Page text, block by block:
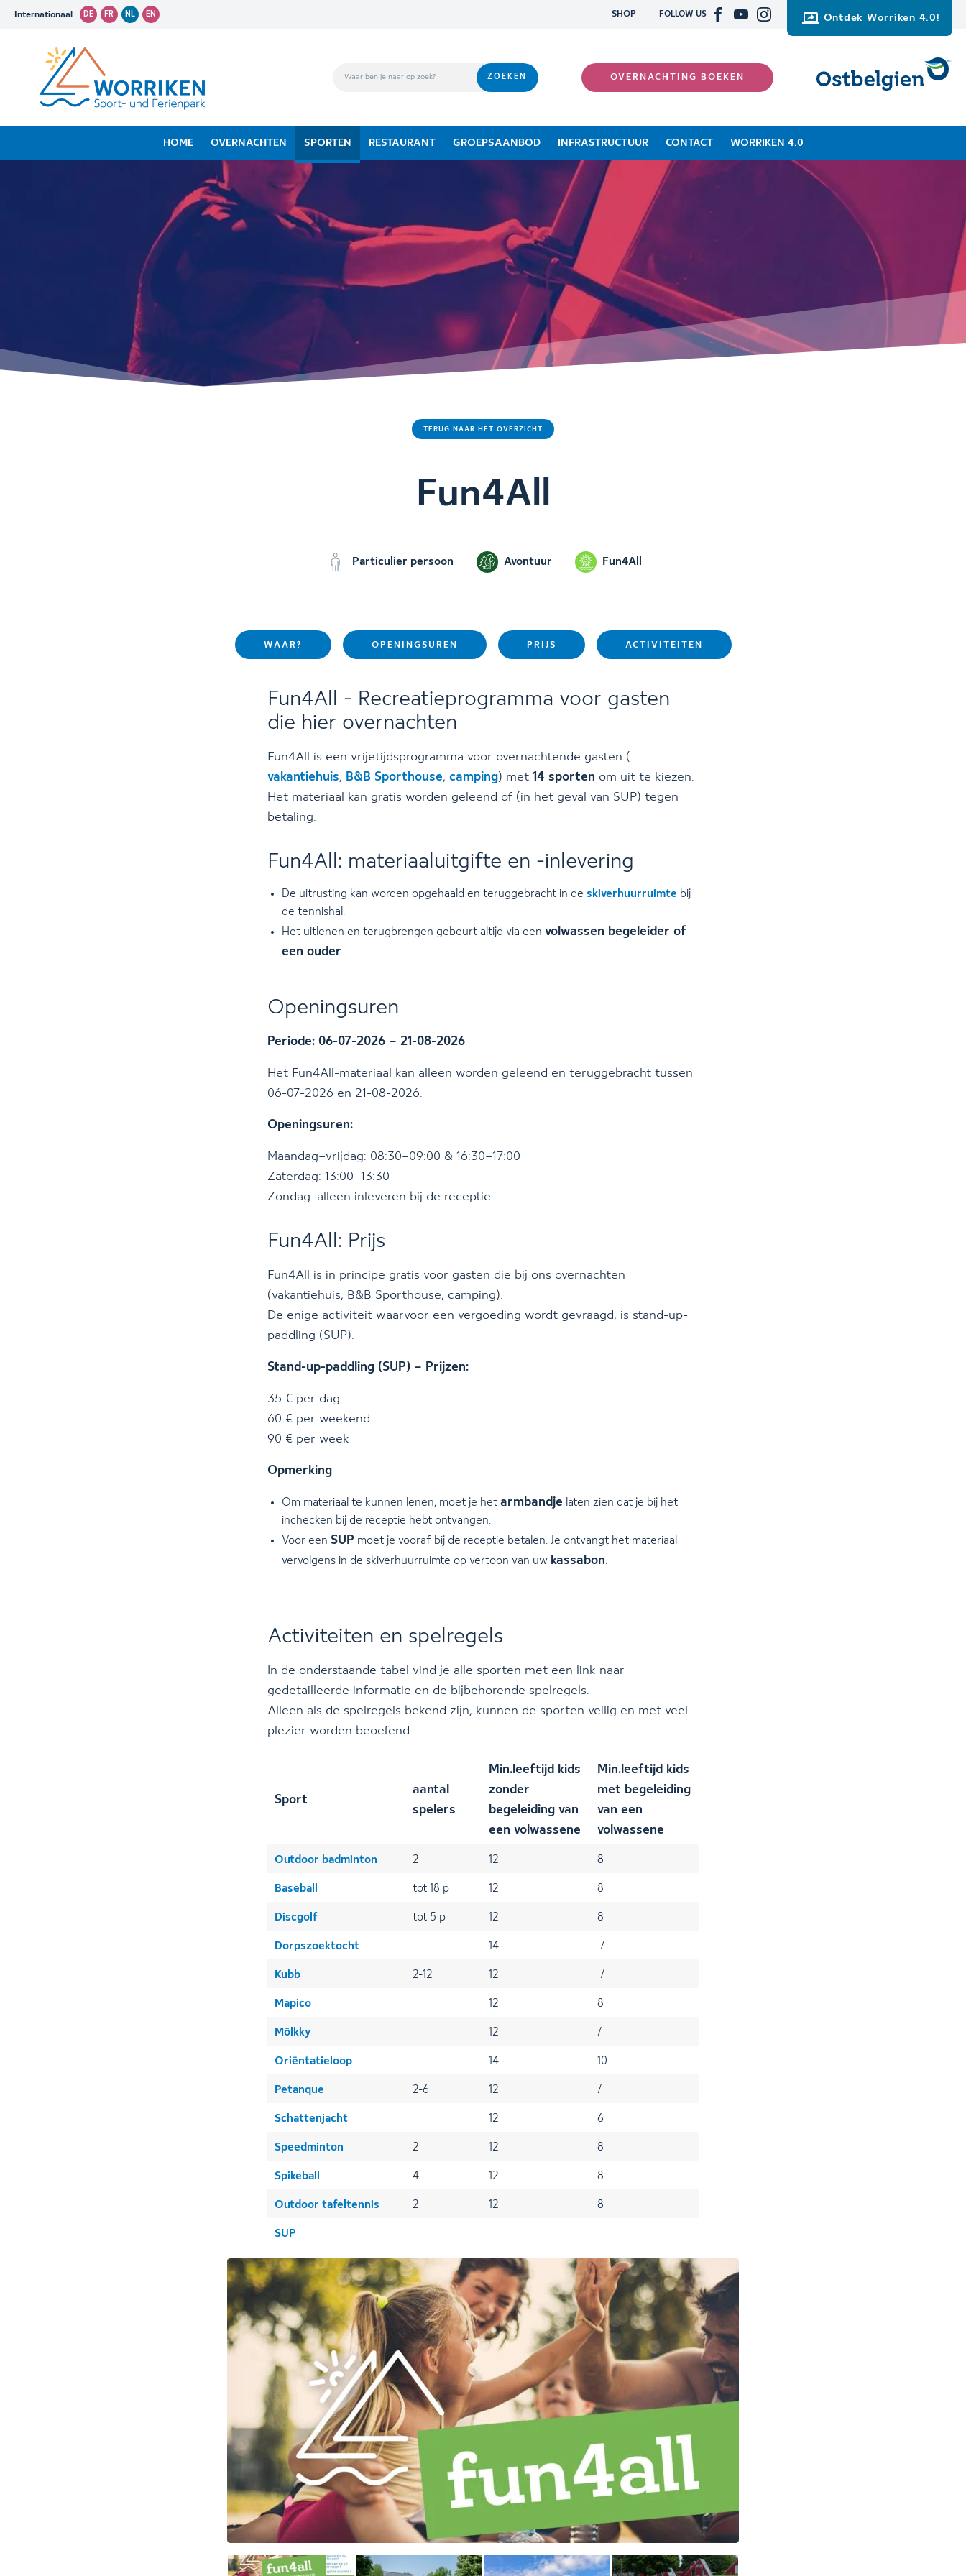
Internationaal DE FR NL EN SHOP FOLLOW US Ontdek Worriken 4.0!
OVERNACHTING BOEKEN
HOME OVERNACHTEN SPORTEN RESTAURANT GROEPSAANBOD INFRASTRUCTUUR CONTACT WORRIKEN 4.0
TERUG NAAR HET OVERZICHT
Fun4All
Particulier persoon Avontuur Fun4All
WAAR? OPENINGSUREN PRIJS ACTIVITEITEN
Fun4All - Recreatieprogramma voor gasten
die hier overnachten
Fun4All is een vrijetijdsprogramma voor overnachtende gasten (
vakantiehuis, B&B Sporthouse, camping) met 14 sporten om uit te kiezen.
Het materiaal kan gratis worden geleend of (in het geval van SUP) tegen
betaling.
Fun4All: materiaaluitgifte en -inlevering
De uitrusting kan worden opgehaald en teruggebracht in de skiverhuurruimte bij
de tennishal.
Het uitlenen en terugbrengen gebeurt altijd via een volwassen begeleider of
een ouder.
Openingsuren
Periode: 06-07-2026 – 21-08-2026
Het Fun4All-materiaal kan alleen worden geleend en teruggebracht tussen
06-07-2026 en 21-08-2026.
Openingsuren:
Maandag–vrijdag: 08:30–09:00 & 16:30–17:00
Zaterdag: 13:00–13:30
Zondag: alleen inleveren bij de receptie
Fun4All: Prijs
Fun4All is in principe gratis voor gasten die bij ons overnachten
(vakantiehuis, B&B Sporthouse, camping).
De enige activiteit waarvoor een vergoeding wordt gevraagd, is stand-up-
paddling (SUP).
Stand-up-paddling (SUP) – Prijzen:
35 € per dag
60 € per weekend
90 € per week
Opmerking
Om materiaal te kunnen lenen, moet je het armbandje laten zien dat je bij het
inchecken bij de receptie hebt ontvangen.
Voor een SUP moet je vooraf bij de receptie betalen. Je ontvangt het materiaal
vervolgens in de skiverhuurruimte op vertoon van uw kassabon.
Activiteiten en spelregels
In de onderstaande tabel vind je alle sporten met een link naar
gedetailleerde informatie en de bijbehorende spelregels.
Alleen als de spelregels bekend zijn, kunnen de sporten veilig en met veel
plezier worden beoefend.
Sport
aantal
spelers
Min.leeftijd kids
zonder
begeleiding van
een volwassene
Min.leeftijd kids
met begeleiding
van een
volwassene
Outdoor badminton 2 12 8
Baseball tot 18 p 12 8
Discgolf tot 5 p 12 8
Dorpszoektocht 14 /
Kubb 2-12 12 /
Mapico 12 8
Mölkky 12 /
Oriëntatieloop 14 10
Petanque 2-6 12 /
Schattenjacht 12 6
Speedminton 2 12 8
Spikeball 4 12 8
Outdoor tafeltennis 2 12 8
SUP